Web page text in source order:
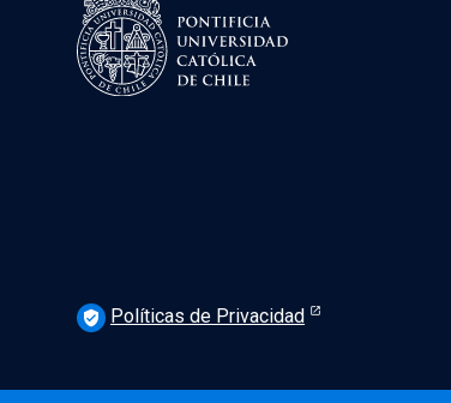
verified_user Políticas de Privacidad